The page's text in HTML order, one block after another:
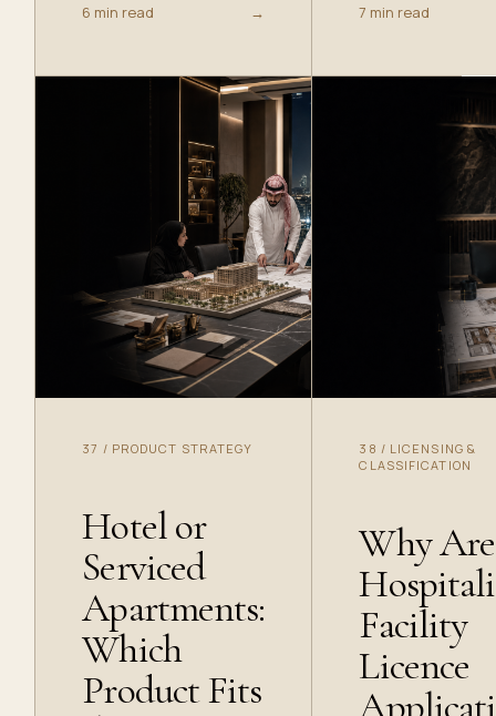
6 min read → 7 min read
37 / PRODUCT STRATEGY
Hotel or
Serviced
Apartments:
Which
Product Fits
38 / LICENSING &
CLASSIFICATION
Why Are
Facility
Licence